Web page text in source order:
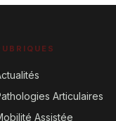
Articulaires
Assistée